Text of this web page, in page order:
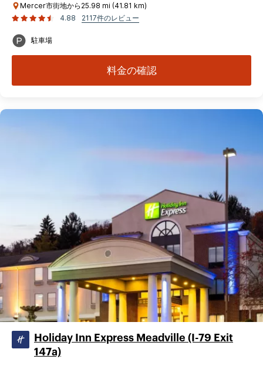
Mercer市街地から25.98 mi (41.81 km)
4.88
2117件のレビュー
駐車場
料金の確認
Holiday Inn Express Meadville (I-79 Exit
147a)